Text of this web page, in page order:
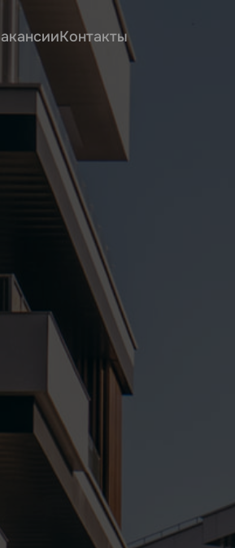
Контакты